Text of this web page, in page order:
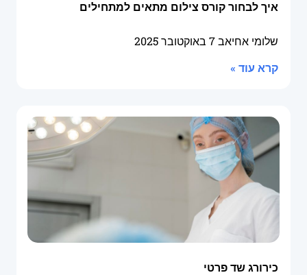
איך לבחור קורס צילום מתאים למתחילים
שלומי אחיאב7 באוקטובר 2025
קרא עוד »
כירורג שד פרטי